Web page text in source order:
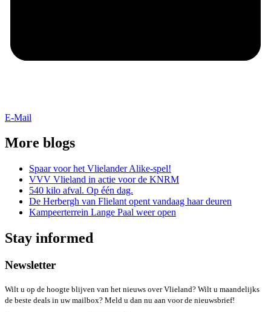
E-Mail
More blogs
Spaar voor het Vlielander Alike-spel!
VVV Vlieland in actie voor de KNRM
540 kilo afval. Op één dag.
De Herbergh van Flielant opent vandaag haar deuren
Kampeerterrein Lange Paal weer open
Stay informed
Newsletter
Wilt u op de hoogte blijven van het nieuws over Vlieland? Wilt u maandelijks
de beste deals in uw mailbox? Meld u dan nu aan voor de nieuwsbrief!